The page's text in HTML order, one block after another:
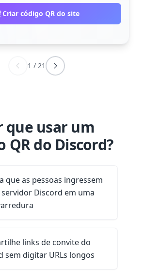
Criar código QR do site
1 / 21
que usar um
QR do Discord?
que as pessoas ingressem
servidor Discord em uma
links de convite do
sem digitar URLs longos